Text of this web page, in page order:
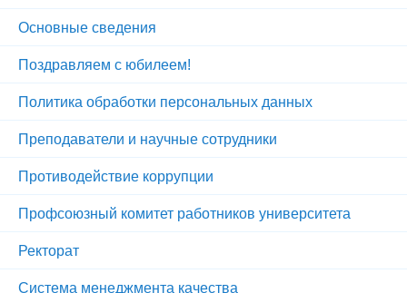
Основные сведения
Поздравляем с юбилеем!
Политика обработки персональных данных
Преподаватели и научные сотрудники
Противодействие коррупции
Профсоюзный комитет работников университета
Ректорат
Система менеджмента качества